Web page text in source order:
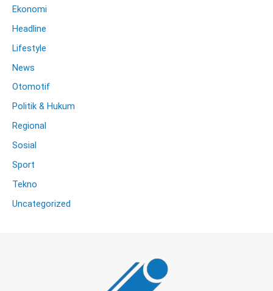
Ekonomi
Headline
Lifestyle
News
Otomotif
Politik & Hukum
Regional
Sosial
Sport
Tekno
Uncategorized